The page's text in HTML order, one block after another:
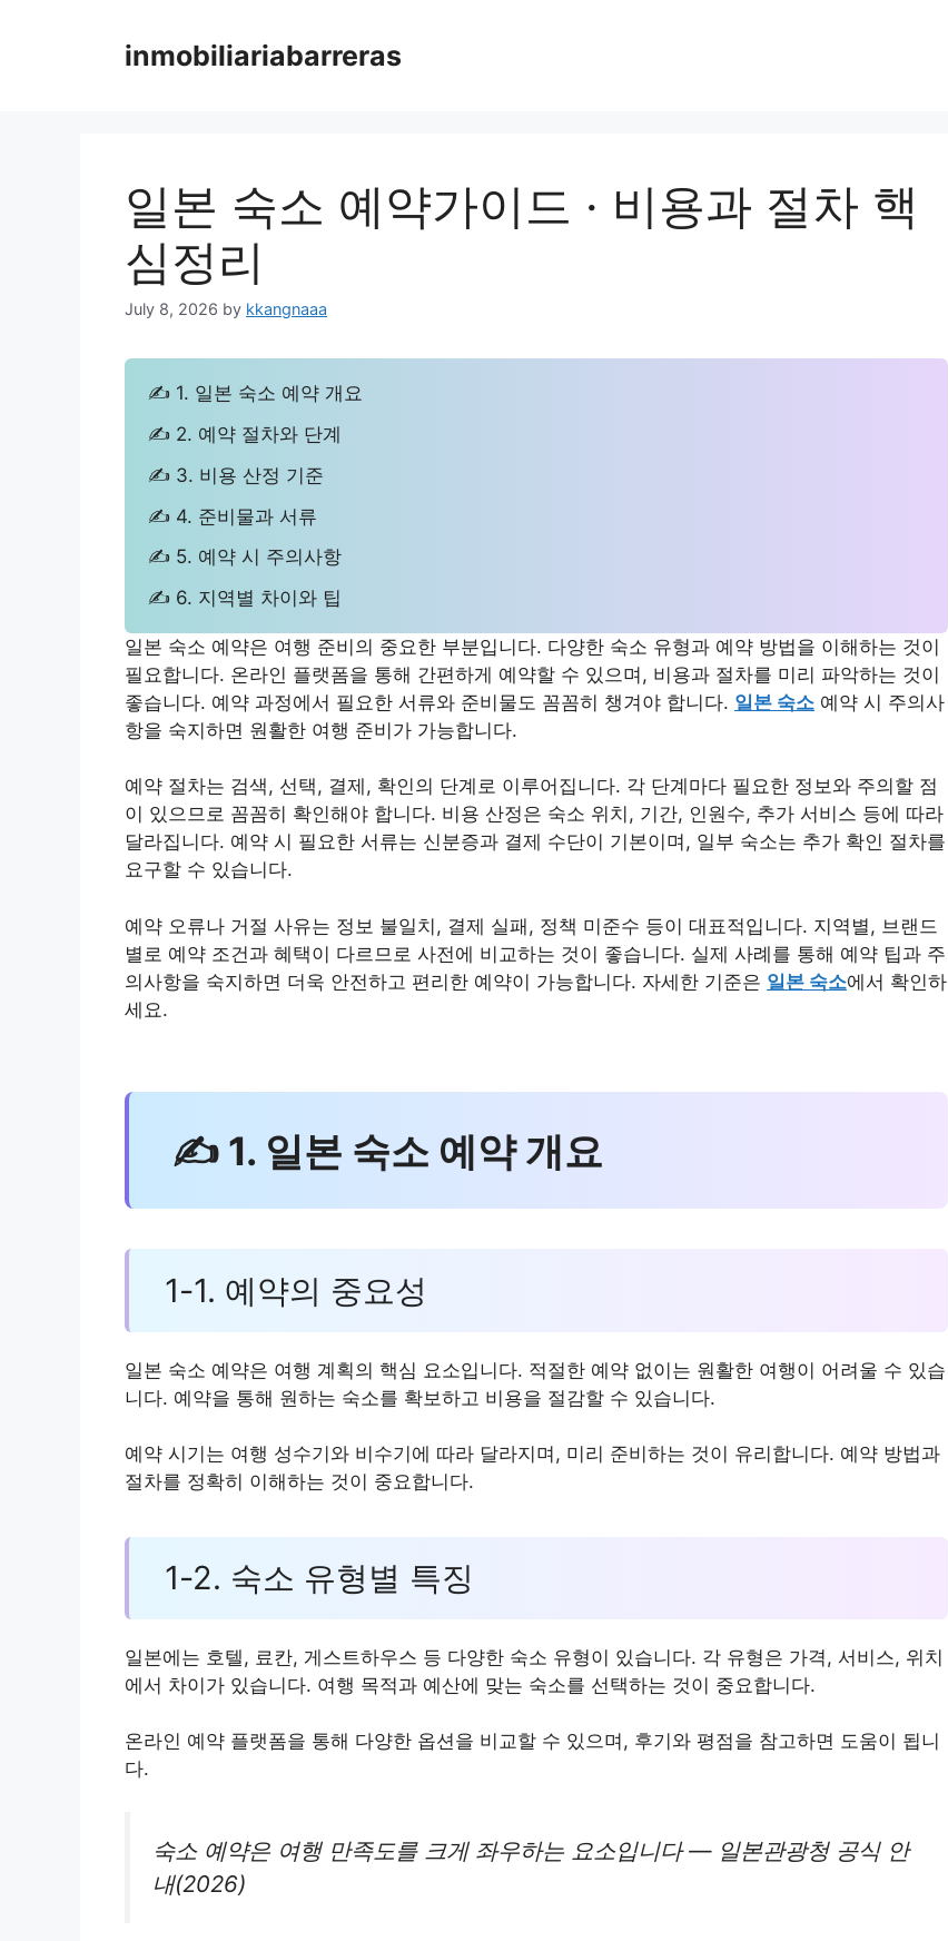
inmobiliariabarreras
일본 숙소 예약가이드 · 비용과 절차 핵
심정리
July 8, 2026 by kkangnaaa
✍ 1. 일본 숙소 예약 개요
✍ 2. 예약 절차와 단계
✍ 3. 비용 산정 기준
✍ 4. 준비물과 서류
✍ 5. 예약 시 주의사항
✍ 6. 지역별 차이와 팁
일본 숙소 예약은 여행 준비의 중요한 부분입니다. 다양한 숙소 유형과 예약 방법을 이해하는 것이
필요합니다. 온라인 플랫폼을 통해 간편하게 예약할 수 있으며, 비용과 절차를 미리 파악하는 것이
좋습니다. 예약 과정에서 필요한 서류와 준비물도 꼼꼼히 챙겨야 합니다. 일본 숙소 예약 시 주의사
항을 숙지하면 원활한 여행 준비가 가능합니다.
예약 절차는 검색, 선택, 결제, 확인의 단계로 이루어집니다. 각 단계마다 필요한 정보와 주의할 점
이 있으므로 꼼꼼히 확인해야 합니다. 비용 산정은 숙소 위치, 기간, 인원수, 추가 서비스 등에 따라
달라집니다. 예약 시 필요한 서류는 신분증과 결제 수단이 기본이며, 일부 숙소는 추가 확인 절차를
요구할 수 있습니다.
예약 오류나 거절 사유는 정보 불일치, 결제 실패, 정책 미준수 등이 대표적입니다. 지역별, 브랜드
별로 예약 조건과 혜택이 다르므로 사전에 비교하는 것이 좋습니다. 실제 사례를 통해 예약 팁과 주
의사항을 숙지하면 더욱 안전하고 편리한 예약이 가능합니다. 자세한 기준은 일본 숙소에서 확인하
세요.
✍ 1. 일본 숙소 예약 개요
1-1. 예약의 중요성
일본 숙소 예약은 여행 계획의 핵심 요소입니다. 적절한 예약 없이는 원활한 여행이 어려울 수 있습
니다. 예약을 통해 원하는 숙소를 확보하고 비용을 절감할 수 있습니다.
예약 시기는 여행 성수기와 비수기에 따라 달라지며, 미리 준비하는 것이 유리합니다. 예약 방법과
절차를 정확히 이해하는 것이 중요합니다.
1-2. 숙소 유형별 특징
일본에는 호텔, 료칸, 게스트하우스 등 다양한 숙소 유형이 있습니다. 각 유형은 가격, 서비스, 위치
에서 차이가 있습니다. 여행 목적과 예산에 맞는 숙소를 선택하는 것이 중요합니다.
온라인 예약 플랫폼을 통해 다양한 옵션을 비교할 수 있으며, 후기와 평점을 참고하면 도움이 됩니
다.
숙소 예약은 여행 만족도를 크게 좌우하는 요소입니다 — 일본관광청 공식 안
내(2026)